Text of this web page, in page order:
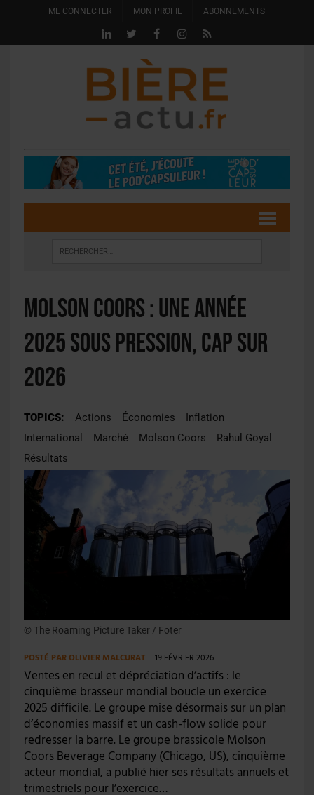
ME CONNECTER MON PROFIL ABONNEMENTS
Molson Coors : une année
2025 sous pression, cap sur
2026
TOPICS: Actions Économies
Inflation
International
Marché Molson Coors
Rahul Goyal
Résultats
© The Roaming Picture Taker / Foter
POSTÉ PAROLIVIER MALCURAT 19 FÉVRIER 2026
Ventes en recul et dépréciation d’actifs : le
cinquième brasseur mondial boucle un exercice
2025 difficile. Le groupe mise désormais sur un plan
d’économies massif et un cash-flow solide pour
redresser la barre. Le groupe brassicole Molson
Coors Beverage Company (Chicago, US), cinquième
acteur mondial, a publié hier ses résultats annuels et
trimestriels pour l’exercice…